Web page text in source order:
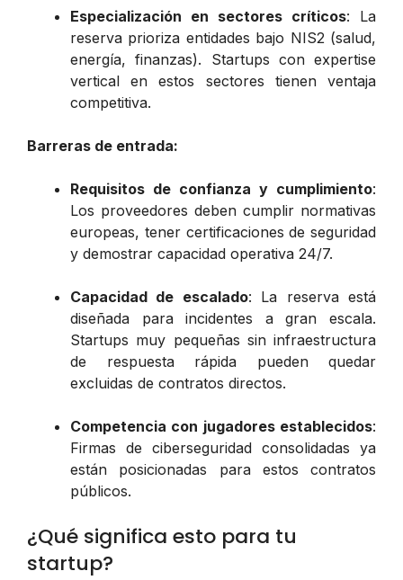
Especialización en sectores críticos: La
reserva prioriza entidades bajo NIS2 (salud,
energía, finanzas). Startups con expertise
vertical en estos sectores tienen ventaja
competitiva.
Barreras de entrada:
Requisitos de confianza y cumplimiento:
Los proveedores deben cumplir normativas
europeas, tener certificaciones de seguridad
y demostrar capacidad operativa 24/7.
Capacidad de escalado: La reserva está
diseñada para incidentes a gran escala.
Startups muy pequeñas sin infraestructura
de respuesta rápida pueden quedar
excluidas de contratos directos.
Competencia con jugadores establecidos:
Firmas de ciberseguridad consolidadas ya
están posicionadas para estos contratos
públicos.
¿Qué significa esto para tu
startup?